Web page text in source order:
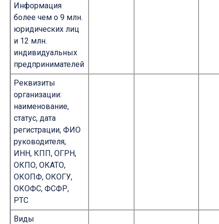
Информация
более чем о 9 млн.
юридических лиц
и 12 млн.
индивидуальных
предпринимателей
Реквизиты
организации:
наименование,
статус, дата
регистрации, ФИО
руководителя,
ИНН, КПП, ОГРН,
ОКПО, ОКАТО,
ОКОПФ, ОКОГУ,
ОКОФС, ФСФР,
РТС
Виды